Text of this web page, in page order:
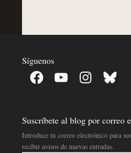
Síguenos
Facebook YouTube InstagramBluesky
Suscríbete al blog por correo
Introduce tu correo electrónico para
recibir avisos de nuevas entradas.